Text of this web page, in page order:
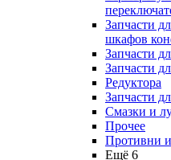
Запчасти
шкафов
Запчасти
Запчасти
Редуктора
Запчасти
Смазки и
Прочее
Противни и
Ещё 6